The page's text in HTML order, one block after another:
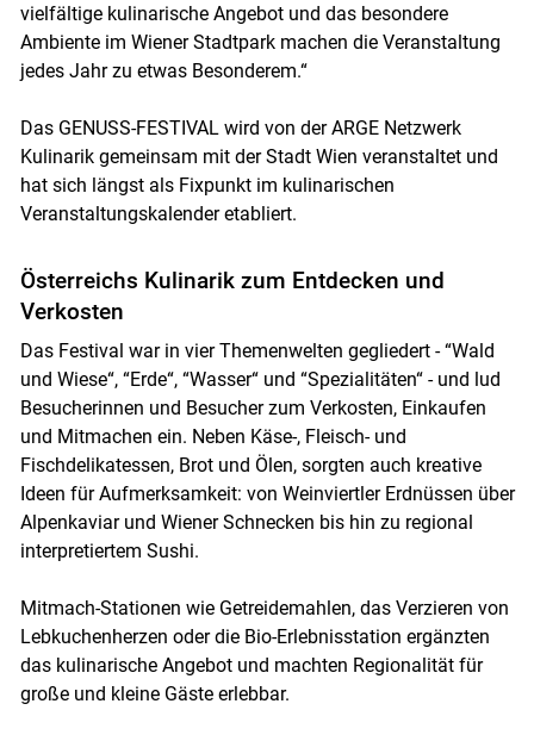
vielfältige kulinarische Angebot und das besondere
Ambiente im Wiener Stadtpark machen die Veranstaltung
jedes Jahr zu etwas Besonderem.“
Das GENUSS-FESTIVAL wird von der ARGE Netzwerk
Kulinarik gemeinsam mit der Stadt Wien veranstaltet und
hat sich längst als Fixpunkt im kulinarischen
Veranstaltungskalender etabliert.
Österreichs Kulinarik zum Entdecken und
Verkosten
Das Festival war in vier Themenwelten gegliedert - “Wald
und Wiese“, “Erde“, “Wasser“ und “Spezialitäten“ - und lud
Besucherinnen und Besucher zum Verkosten, Einkaufen
und Mitmachen ein. Neben Käse-, Fleisch- und
Fischdelikatessen, Brot und Ölen, sorgten auch kreative
Ideen für Aufmerksamkeit: von Weinviertler Erdnüssen über
Alpenkaviar und Wiener Schnecken bis hin zu regional
interpretiertem Sushi.
Mitmach-Stationen wie Getreidemahlen, das Verzieren von
Lebkuchenherzen oder die Bio-Erlebnisstation ergänzten
das kulinarische Angebot und machten Regionalität für
große und kleine Gäste erlebbar.